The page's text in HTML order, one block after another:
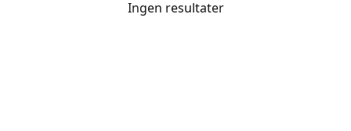
Ingen resultater